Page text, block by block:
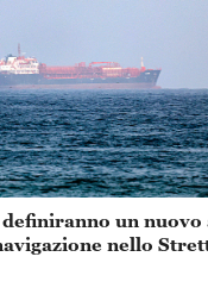
un nuovo
nello